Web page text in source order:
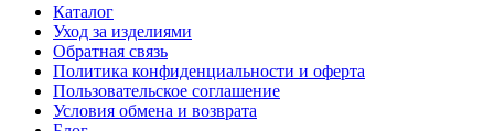
Каталог
Уход за изделиями
Обратная связь
Политика конфиденциальности и оферта
Пользовательское соглашение
Условия обмена и возврата